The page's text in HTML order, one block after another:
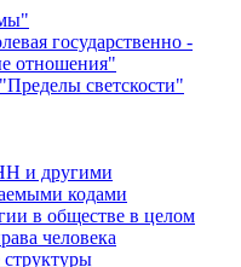
государственно -
отношения"
светскости"
и другими
кодами
в обществе в целом
человека